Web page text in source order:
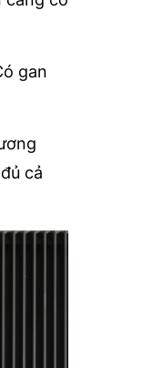
gan
cả